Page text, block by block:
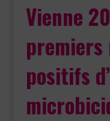
Vienne
positifs